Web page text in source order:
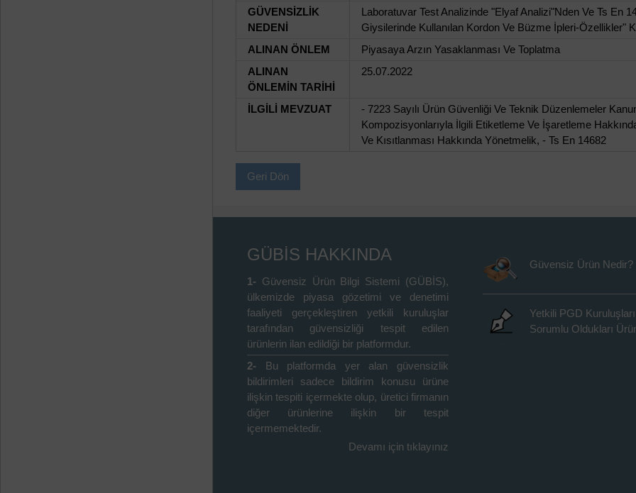
GÜVENSİZLİK
NEDENİ
Laboratuvar Test Analizinde "Elyaf Analizi"Nden Ve Ts En
Giysilerinde Kullanılan Kordon Ve Büzme İpleri-Özellikler"
ALINAN ÖNLEM
Piyasaya Arzın Yasaklanması Ve Toplatma
ALINAN
ÖNLEMİN TARİHİ
25.07.2022
İLGİLİ MEVZUAT
- 7223 Sayılı Ürün Güvenliği Ve Teknik Düzenlemeler
Kompozisyonlarıyla İlgili Etiketleme Ve İşaretleme
Ve Kısıtlanması Hakkında Yönetmelik, - Ts En 14682
Geri Dön
GÜBİS HAKKINDA
1- Güvensiz Ürün Bilgi Sistemi (GÜBİS),
ülkemizde piyasa gözetimi ve denetimi
faaliyeti gerçekleştiren yetkili kuruluşlar
tarafından güvensizliği tespit edilen
ürünlerin ilan edildiği bir platformdur.
2-
Bu platformda yer alan güvensizlik
bildirimleri sadece bildirim konusu ürüne
ilişkin tespiti içermekte olup, üretici firmanın
diğer ürünlerine ilişkin bir tespit
içermemektedir.
Devamı için tıklayınız
Güvensiz Ürün Nedir?
Yetkili PGD
Sorumlu Oldukları